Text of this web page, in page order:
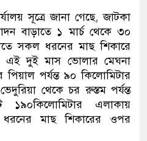
সূত্রে জানা গেছে, জাটকা
বাড়াতে ১ মার্চ থেকে ৩০
সকল ধরনের মাছ শিকারে
এই দুই মাস ভোলার মেঘনা
পর্যন্ত ৯০ কিলোমিটার
থেকে চর রুস্তম পর্যন্ত
১৯০কিলোমিটার এলাকায়
মাছ শিকারের ওপর